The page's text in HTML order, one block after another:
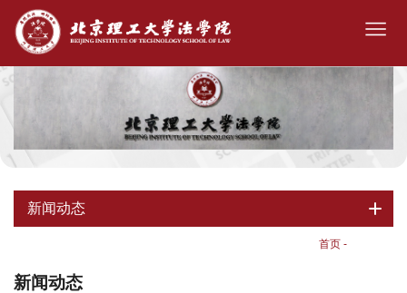
新闻动态
首页 -
新闻动态